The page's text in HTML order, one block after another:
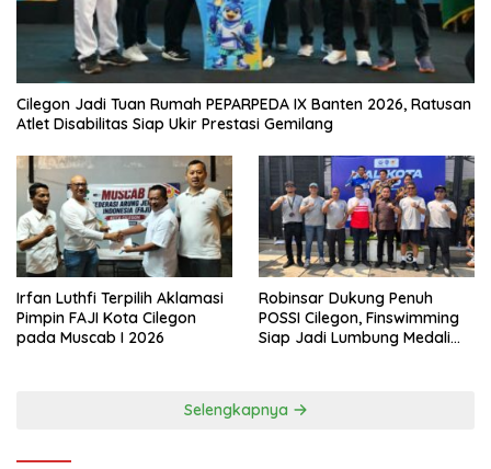
Cilegon Jadi Tuan Rumah PEPARPEDA IX Banten 2026, Ratusan
Atlet Disabilitas Siap Ukir Prestasi Gemilang
Irfan Luthfi Terpilih Aklamasi
Pimpin FAJI Kota Cilegon
pada Muscab I 2026
Robinsar Dukung Penuh
POSSI Cilegon, Finswimming
Siap Jadi Lumbung Medali
Selengkapnya